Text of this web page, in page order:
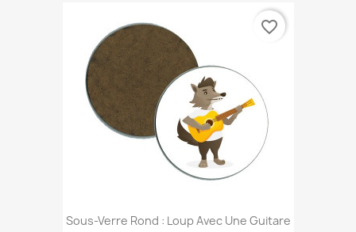
Sous-Verre Rond : Loup Avec Une Guitare
favorite_border